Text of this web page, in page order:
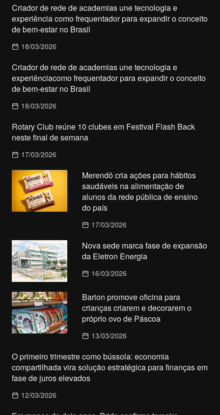
Criador de rede de academias une tecnologia e
experiência como frequentador para expandir o conceito
de bem-estar no Brasil
18/03/2026
Criador de rede de academias une tecnologia e
experiênciacomo frequentador para expandir o conceito
de bem-estar no Brasil
18/03/2026
Rotary Club reúne 10 clubes em Festival Flash Back
neste final de semana
17/03/2026
Merendô cria ações para hábitos
saudáveis na alimentação de
alunos da rede pública de ensino
do país
17/03/2026
Nova sede marca fase de expansão
da Eletron Energia
16/03/2026
Barion promove oficina para
crianças criarem e decorarem o
próprio ovo de Páscoa
13/03/2026
O primeiro trimestre como bússola: economia
compartilhada vira solução estratégica para finanças em
fase de juros elevados
12/03/2026